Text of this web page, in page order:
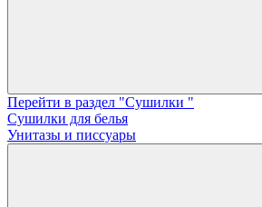
Перейти в раздел "Сушилки "
Сушилки для белья
Унитазы и писсуары